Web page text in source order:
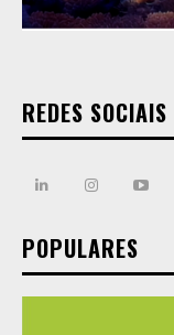
REDES SOCIAIS
POPULARES